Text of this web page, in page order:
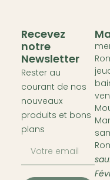
Recevez
notre
Newsletter
Rester au
courant de nos
nouveaux
produits et bons
plans